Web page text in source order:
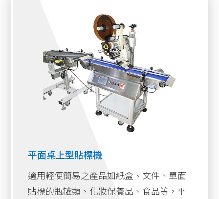
平面桌上型貼標機
適用輕便簡易之產品如紙盒、文件、單面
貼標的瓶罐類、化妝保養品、食品等，平